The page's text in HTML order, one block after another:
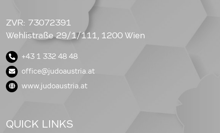
ZVR: 73072391
Wehlistraße 29/1/111, 1200 Wien
+43 1 332 48 48
office@judoaustria.at
www.judoaustria.at
QUICK LINKS